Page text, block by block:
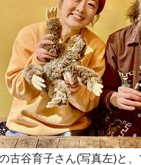
古谷育子さん(写真左)と